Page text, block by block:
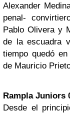
Alexander
penal-
Pablo Olivera y
de la escuadra
tiempo quedó
de Mauricio
Rampla Juniors
Desde el